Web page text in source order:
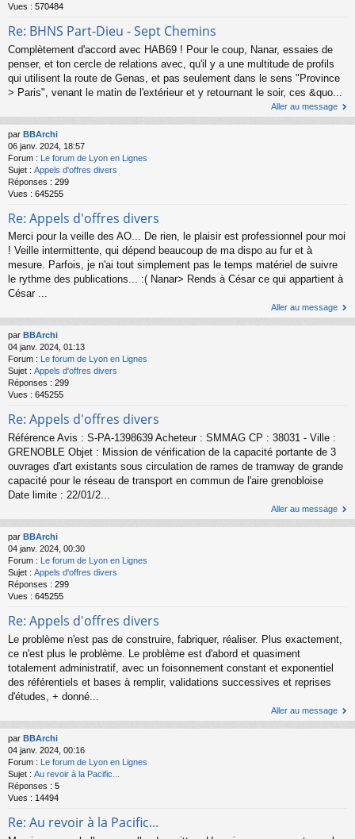
Vues : 570484
Re: BHNS Part-Dieu - Sept Chemins
Complètement d'accord avec HAB69 ! Pour le coup, Nanar, essaies de
penser, et ton cercle de relations avec, qu'il y a une multitude de profils
qui utilisent la route de Genas, et pas seulement dans le sens "Province
> Paris", venant le matin de l'extérieur et y retournant le soir, ces &quo...
Aller au message
par BBArchi
06 janv. 2024, 18:57
Forum : Le forum de Lyon en Lignes
Sujet : Appels d'offres divers
Réponses : 299
Vues : 645255
Re: Appels d'offres divers
Merci pour la veille des AO... De rien, le plaisir est professionnel pour moi
! Veille intermittente, qui dépend beaucoup de ma dispo au fur et à
mesure. Parfois, je n'ai tout simplement pas le temps matériel de suivre
le rythme des publications... :( Nanar> Rends à César ce qui appartient à
César ...
Aller au message
par BBArchi
04 janv. 2024, 01:13
Forum : Le forum de Lyon en Lignes
Sujet : Appels d'offres divers
Réponses : 299
Vues : 645255
Re: Appels d'offres divers
Référence Avis : S-PA-1398639 Acheteur : SMMAG CP : 38031 - Ville :
GRENOBLE Objet : Mission de vérification de la capacité portante de 3
ouvrages d'art existants sous circulation de rames de tramway de grande
capacité pour le réseau de transport en commun de l'aire grenobloise
Date limite : 22/01/2...
Aller au message
par BBArchi
04 janv. 2024, 00:30
Forum :
Le forum de Lyon en Lignes
Sujet : Appels d'offres divers
Réponses : 299
Vues : 645255
Re: Appels d'offres divers
Le problème n'est pas de construire, fabriquer, réaliser. Plus exactement,
ce n'est plus le problème. Le problème est d'abord et quasiment
totalement administratif, avec un foisonnement constant et exponentiel
des référentiels et bases à remplir, validations successives et reprises
d'études, + donné...
Aller au message
par BBArchi
04 janv. 2024, 00:16
Forum : Le forum de Lyon en Lignes
Sujet : Au revoir à la Pacific...
Réponses : 5
Vues : 14494
Re: Au revoir à la Pacific...